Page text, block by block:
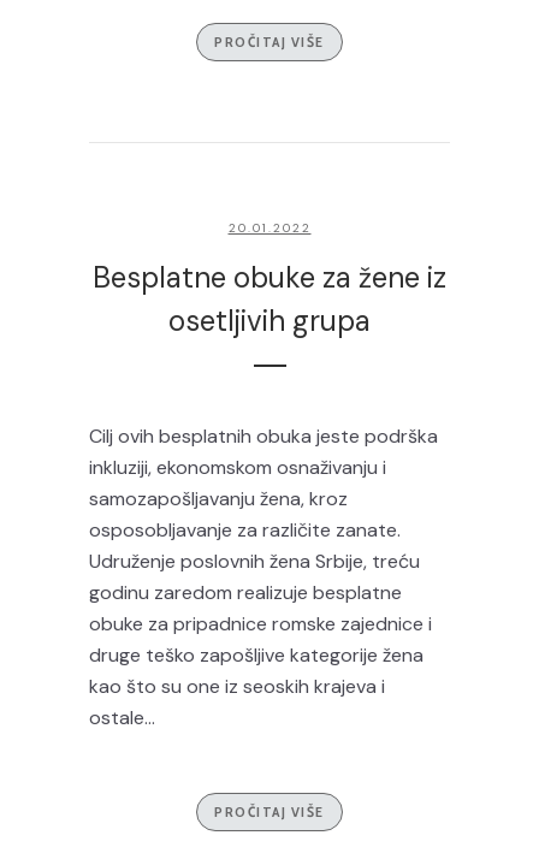
PROČITAJ VIŠE
20.01.2022
Besplatne obuke za žene iz
osetljivih grupa
Cilj ovih besplatnih obuka jeste podrška
inkluziji, ekonomskom osnaživanju i
samozapošljavanju žena, kroz
osposobljavanje za različite zanate.
Udruženje poslovnih žena Srbije, treću
godinu zaredom realizuje besplatne
obuke za pripadnice romske zajednice i
druge teško zapošljive kategorije žena
kao što su one iz seoskih krajeva i
ostale...
PROČITAJ VIŠE